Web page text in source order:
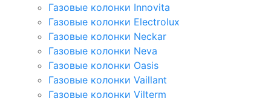
Газовые колонки Innovita
Газовые колонки Electrolux
Газовые колонки Neckar
Газовые колонки Neva
Газовые колонки Oasis
Газовые колонки Vaillant
Газовые колонки Vilterm